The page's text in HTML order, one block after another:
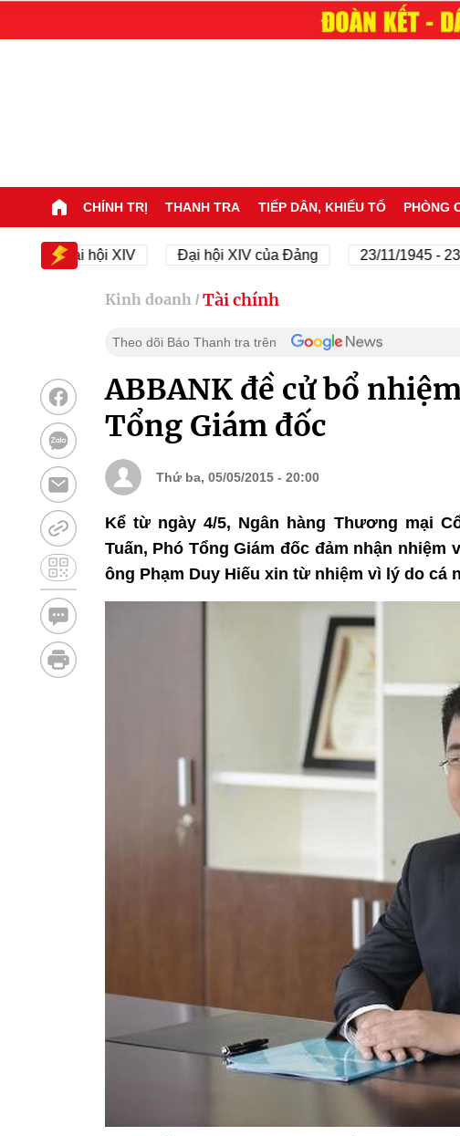
CHÍNH TRỊ THANH TRA TIẾP DÂN, KHIẾU TỐ PHÒNG
Đại hội XIV Đại hội XIV của Đảng 23/11/1945 - 23/11/
Kinh doanh / Tài chính
Theo dõi Báo Thanh tra trên
ABBANK đề cử bổ
Tổng Giám đốc
Thứ ba, 05/05/2015 - 20:00
Kể từ ngày 4/5, Ngân hàng Thương mại
Tuấn, Phó Tổng Giám đốc đảm nhận nhiệm
ông Phạm Duy Hiếu xin từ nhiệm vì lý do cá